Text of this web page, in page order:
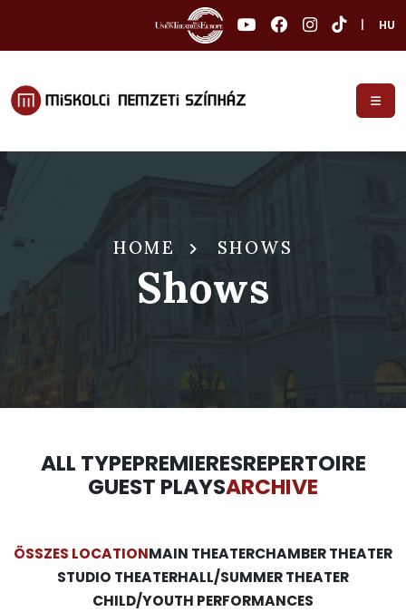
HU
HOME SHOWS
Shows
ALL TYPEPREMIERESREPERTOIRE
GUEST PLAYSARCHIVE
ÖSSZES LOCATIONMAIN THEATERCHAMBER THEATER
STUDIO THEATERHALL/SUMMER THEATER
CHILD/YOUTH PERFORMANCES